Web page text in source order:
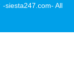
siesta247.com- All